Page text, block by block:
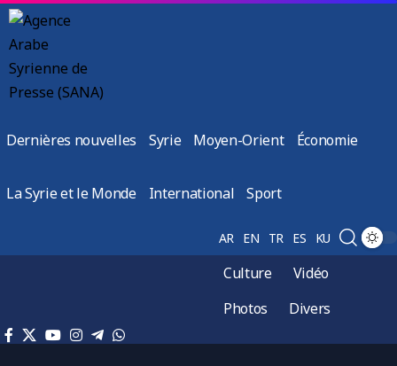
Dernières nouvelles Syrie Moyen-Orient Économie
La Syrie et le Monde International Sport
AR EN TR ES KU
Culture
Vidéo
Photos
Divers